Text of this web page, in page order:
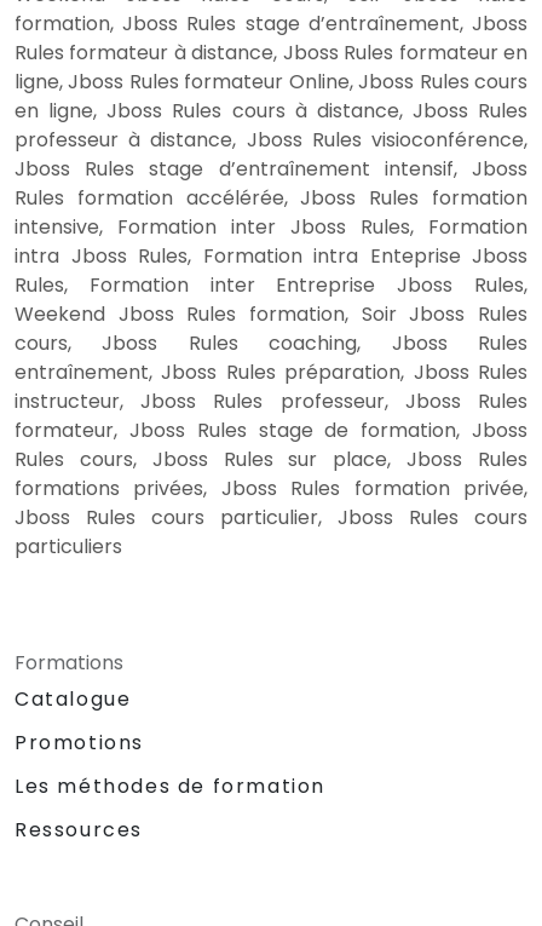
formation, Jboss Rules stage d’entraînement, Jboss
Rules formateur à distance, Jboss Rules formateur en
ligne, Jboss Rules formateur Online, Jboss Rules cours
en ligne, Jboss Rules cours à distance, Jboss Rules
professeur à distance, Jboss Rules visioconférence,
Jboss Rules stage d’entraînement intensif, Jboss
Rules formation accélérée, Jboss Rules formation
intensive, Formation inter Jboss Rules, Formation
intra Jboss Rules, Formation intra Enteprise Jboss
Rules, Formation inter Entreprise Jboss Rules,
Weekend Jboss Rules formation, Soir Jboss Rules
cours, Jboss Rules coaching, Jboss Rules
entraînement, Jboss Rules préparation, Jboss Rules
instructeur, Jboss Rules professeur, Jboss Rules
formateur, Jboss Rules stage de formation, Jboss
Rules cours, Jboss Rules sur place, Jboss Rules
formations privées, Jboss Rules formation privée,
Jboss Rules cours particulier, Jboss Rules cours
particuliers
Formations
Catalogue
Promotions
Les méthodes de formation
Ressources